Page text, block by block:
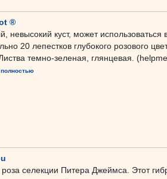
®
невысокий куст, может
20 лепестков глубокого розового
темно-зеленая, глянцевая.
полностью
селекции Питера Джеймса. Этот